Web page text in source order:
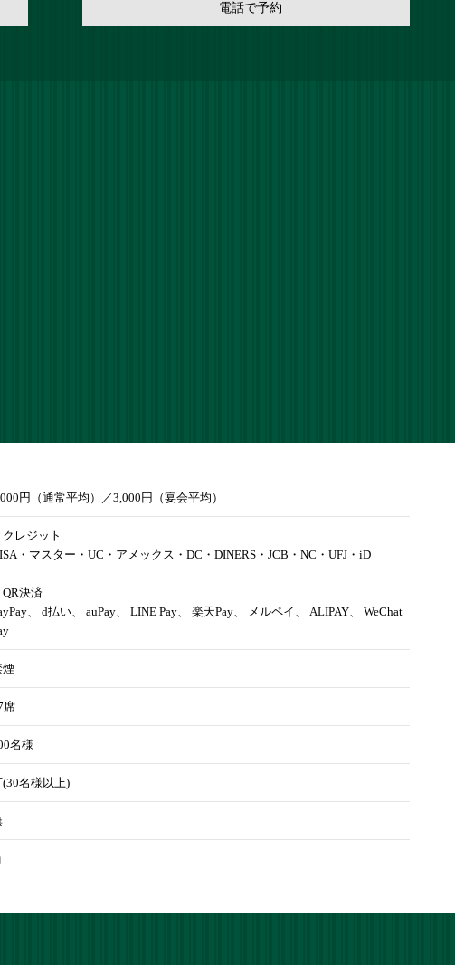
電話で予約
円（通常平均）／3,000円（宴会平均）
レジット
・マスター・UC・アメックス・DC・DINERS・JCB・NC・UFJ・iD
決済
、 d払い、 auPay、 LINE Pay、 楽天Pay、 メルペイ、 ALIPAY、 WeChat
煙
席
名様
(30名様以上)